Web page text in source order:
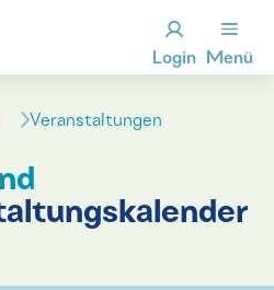
Login Menü
Veranstaltungen